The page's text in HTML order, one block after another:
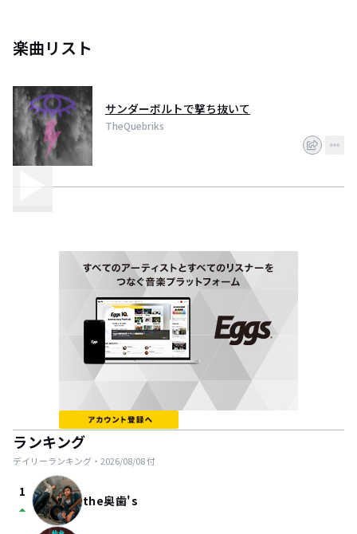
楽曲リスト
サンダーボルトで撃ち抜いて
TheQuebriks
ランキング
デイリーランキング・ 2026/08/08付
1
arrow_drop_up the奥歯's